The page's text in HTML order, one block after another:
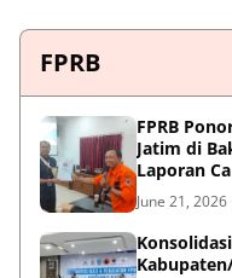
FPRB
FPRB
Jatim di
Laporan
Sinergi
June 21, 2026